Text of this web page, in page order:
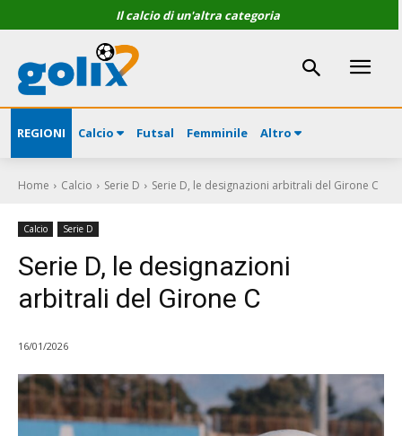
Il calcio di un'altra categoria
REGIONI Calcio Futsal Femminile Altro
Home Calcio Serie D Serie D, le designazioni arbitrali del Girone C
Calcio Serie D
Serie D, le designazioni
arbitrali del Girone C
16/01/2026